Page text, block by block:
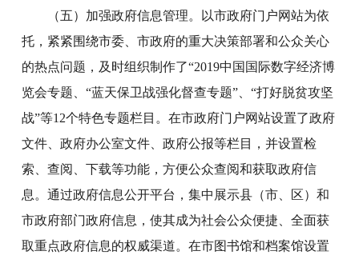
（五）加强政府信息管理。以市政府门户网站为依
托，紧紧围绕市委、市政府的重大决策部署和公众关心
的热点问题，及时组织制作了“2019中国国际数字经济博
览会专题、“蓝天保卫战强化督查专题”、“打好脱贫攻坚
战”等12个特色专题栏目。在市政府门户网站设置了政府
文件、政府办公室文件、政府公报等栏目，并设置检
索、查阅、下载等功能，方便公众查阅和获取政府信
息。通过政府信息公开平台，集中展示县（市、区）和
市政府部门政府信息，使其成为社会公众便捷、全面获
取重点政府信息的权威渠道。在市图书馆和档案馆设置